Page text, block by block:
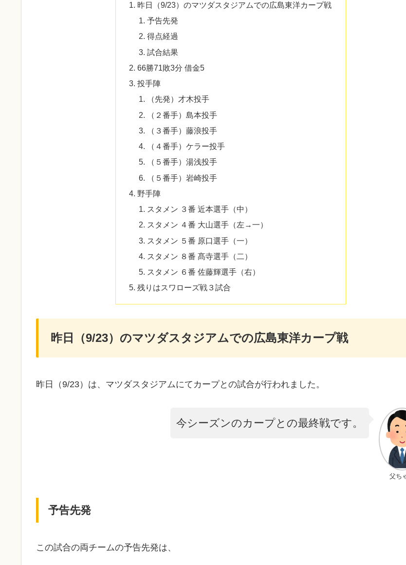
昨日（9/23）のマツダスタジアムでの広島東洋カープ戦
予告先発
得点経過
試合結果
66勝71敗3分 借金5
投手陣
（先発）才木投手
（２番手）島本投手
（３番手）藤浪投手
（４番手）ケラー投手
（５番手）湯浅投手
（５番手）岩崎投手
野手陣
スタメン ３番 近本選手（中）
スタメン ４番 大山選手（左→一）
スタメン ５番 原口選手（一）
スタメン ８番 髙寺選手（二）
スタメン ６番 佐藤輝選手（右）
残りはスワローズ戦３試合
昨日（9/23）のマツダスタジアムでの広島東洋カープ戦
昨日（9/23）は、マツダスタジアムにてカープとの試合が行われました。
父ち
今シーズンのカープとの最終戦です。
予告先発
この試合の両チームの予告先発は、